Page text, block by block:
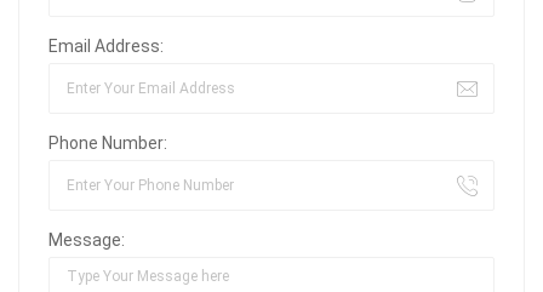
Email Address:
Phone Number:
Message: